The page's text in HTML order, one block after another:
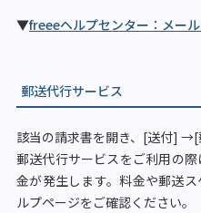
▼freeeヘルプセンター：メー
郵送代行サービス
該当の請求書を開き、[送付] →[
郵送代行サービスをご利用の
金が発生します。料金や郵送
ルプページをご確認ください。